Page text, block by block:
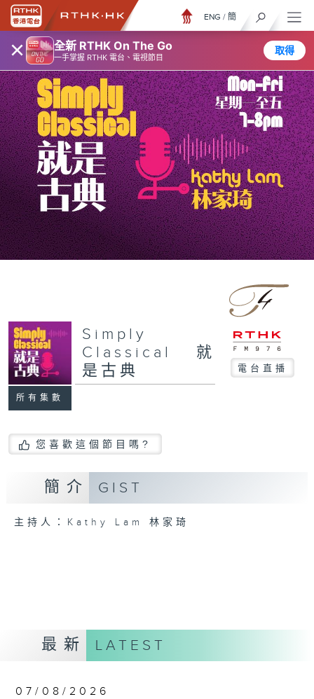
× 全新 RTHK On The Go
一手掌握 RTHK 電台、電視節目
取得
ENG / 簡
所有集數
Simply
Classical 就
是古典
電台直播
您喜歡這個節目嗎?
簡介 GIST
主持人：Kathy Lam 林家琦
最新 LATEST
07/08/2026